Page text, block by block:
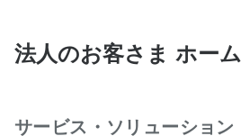
法人のお客さま ホーム
サービス・ソリューション